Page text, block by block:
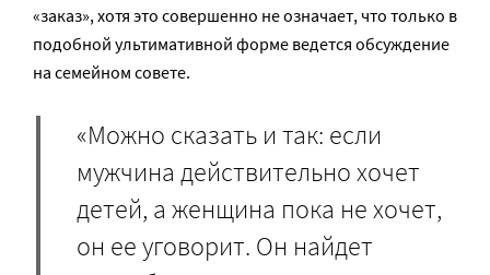
«заказ», хотя это совершенно не означает, что только в
подобной ультимативной форме ведется обсуждение
на семейном совете.
«Можно сказать и так: если
мужчина действительно хочет
детей, а женщина пока не хочет,
он ее уговорит. Он найдет